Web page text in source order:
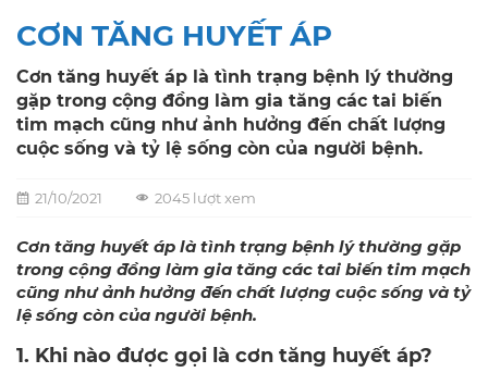
CƠN TĂNG HUYẾT ÁP
Cơn tăng huyết áp là tình trạng bệnh lý thường
gặp trong cộng đồng làm gia tăng các tai biến
tim mạch cũng như ảnh hưởng đến chất lượng
cuộc sống và tỷ lệ sống còn của người bệnh.
21/10/2021 2045 lượt xem
Cơn tăng huyết áp là tình trạng bệnh lý thường gặp
trong cộng đồng làm gia tăng các tai biến tim mạch
cũng như ảnh hưởng đến chất lượng cuộc sống và tỷ
lệ sống còn của người bệnh.
1. Khi nào được gọi là cơn tăng huyết áp?